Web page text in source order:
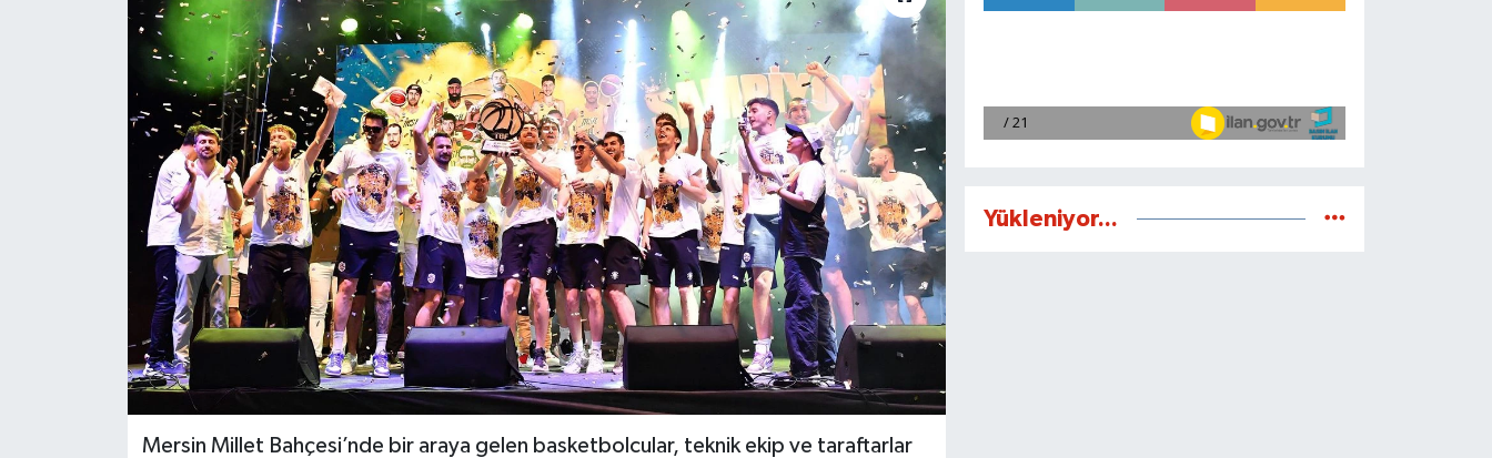
Mersin Millet Bahçesi’nde bir araya gelen basketbolcular, teknik ekip ve taraftarlar
Yükleniyor...
KÜLTÜR SANAT
MAGAZİN
TEKNOLOJİ
VİZYONDAKİLER